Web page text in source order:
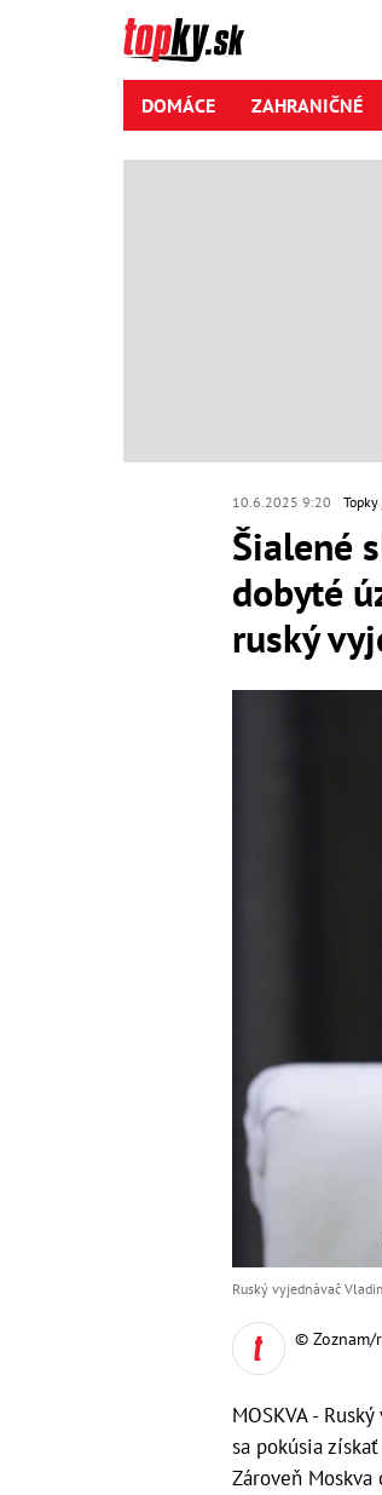
DOMÁCE ZAHRANIČNÉ
10.6.2025 9:20 Topky
Šialené
dobyté
ruský
Ruský vyjednávač
© Zoznam/
MOSKVA -
sa pokúsia
Zároveň